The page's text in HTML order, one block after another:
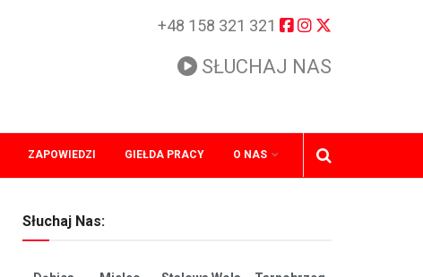
+48 158 321 321
SŁUCHAJ NAS
ZAPOWIEDZI GIEŁDA PRACY O NAS
Słuchaj Nas: